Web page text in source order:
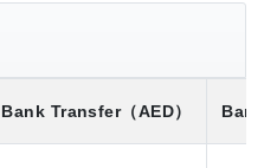
Bank Transfer（AED）